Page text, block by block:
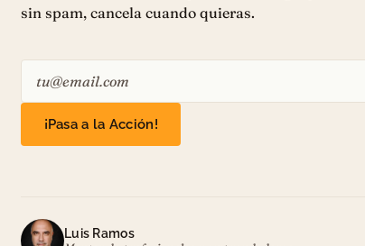
sin spam, cancela cuando quieras.
¡Pasa a la Acción!
Luis Ramos